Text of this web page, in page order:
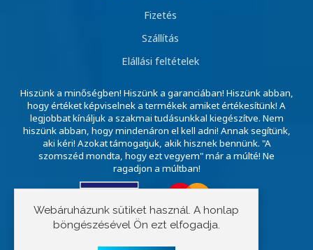
Fizetés
Szállítás
Elállási feltételek
Hiszünk a minőségben! Hiszünk a garanciában! Hiszünk abban,
hogy értéket képviselnek a termékek amiket értékesítünk! A
legjobbat kínáljuk a szakmai tudásunkkal kiegészítve. Nem
hiszünk abban, hogy mindenáron el kell adni! Annak segítünk,
aki kéri! Azokat támogatjuk, akik hisznek bennünk. "A
szomszéd mondta, hogy ezt vegyem" már a múlté! Ne
ragadjon a múltban!
Webáruházunk sütiket használ. A honlap
böngészésével Ön ezt elfogadja.